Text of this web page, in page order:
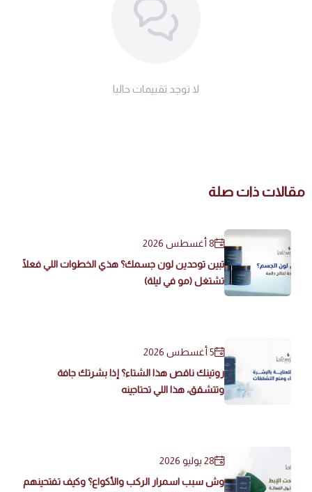
لا توجد تقييمات حاليا
مقالات ذات صلة
8 أغسطس 2026
تبين توحدين لون جسمك؟ هذي الخطوات اللي فعلًا
تشتغل (مو في ليلة)
5 أغسطس 2026
روتينك ناقص هذا الشتاء؟ إذا بشرتك جافة
وتتشقق، هذا اللي تحتاجينه
28 يوليو 2026
وش سبب اسمرار الركب والأكواع؟ وكيف تفتحينهم